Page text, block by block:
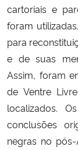
cartoriais e
foram
para
e de suas
Assim, foram
de Ventre
localizados.
conclusões
negras no